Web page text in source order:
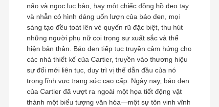
não và ngọc lục bảo, hay một chiếc đồng hồ đeo tay
và nhẫn có hình dáng uốn lượn của báo đen, mọi
sáng tạo đều toát lên vẻ quyến rũ đặc biệt, thu hút
những người phụ nữ coi trọng sự xuất sắc và thể
hiện bản thân. Báo đen tiếp tục truyền cảm hứng cho
các nhà thiết kế của Cartier, truyền vào thương hiệu
sự đổi mới liên tục, duy trì vị thế dẫn đầu của nó
trong lĩnh vực trang sức cao cấp. Ngày nay, báo đen
của Cartier đã vượt ra ngoài một họa tiết động vật
thành một biểu tượng văn hóa—một sự tôn vinh vĩnh